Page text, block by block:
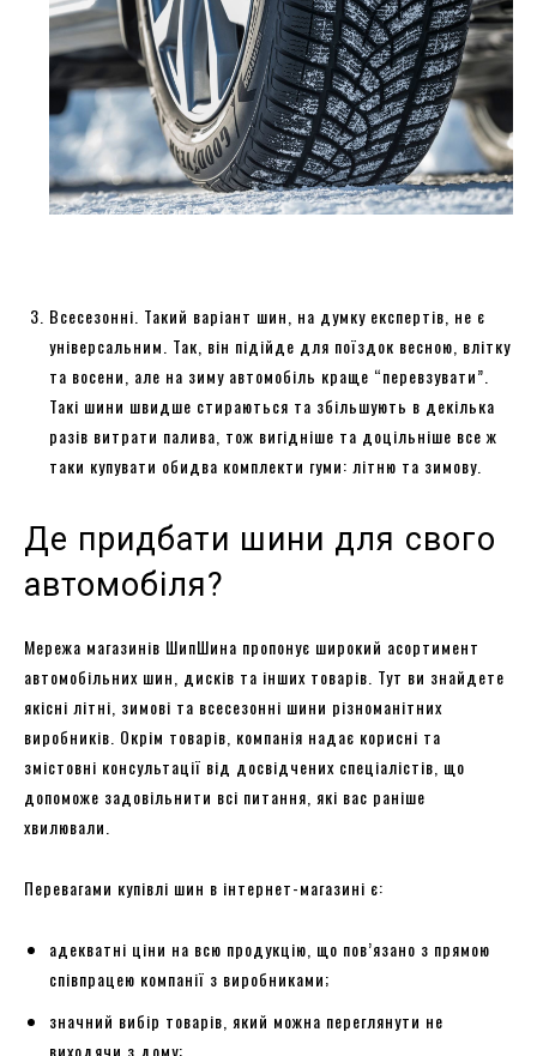
Всесезонні. Такий варіант шин, на думку експертів, не є
універсальним. Так, він підійде для поїздок весною, влітку
та восени, але на зиму автомобіль краще “перевзувати”.
Такі шини швидше стираються та збільшують в декілька
разів витрати палива, тож вигідніше та доцільніше все ж
таки купувати обидва комплекти гуми: літню та зимову.
Де придбати шини для свого
автомобіля?
Мережа магазинів ШипШина пропонує широкий асортимент
автомобільних шин, дисків та інших товарів. Тут ви знайдете
якісні літні, зимові та всесезонні шини різноманітних
виробників. Окрім товарів, компанія надає корисні та
змістовні консультації від досвідчених спеціалістів, що
допоможе задовільнити всі питання, які вас раніше
хвилювали.
Перевагами купівлі шин в інтернет-магазині є:
адекватні ціни на всю продукцію, що пов’язано з прямою
співпрацею компанії з виробниками;
значний вибір товарів, який можна переглянути не
виходячи з дому;